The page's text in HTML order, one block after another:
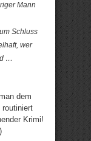
Mann
Schluss
wer
…
dem
Krimi!